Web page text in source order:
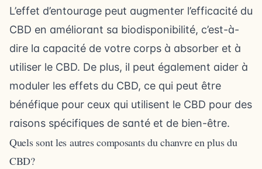
L’effet d’entourage peut augmenter l’efficacité du
CBD en améliorant sa biodisponibilité, c’est-à-
dire la capacité de votre corps à absorber et à
utiliser le CBD. De plus, il peut également aider à
moduler les effets du CBD, ce qui peut être
bénéfique pour ceux qui utilisent le CBD pour des
raisons spécifiques de santé et de bien-être.
Quels sont les autres composants du chanvre en plus du
CBD?